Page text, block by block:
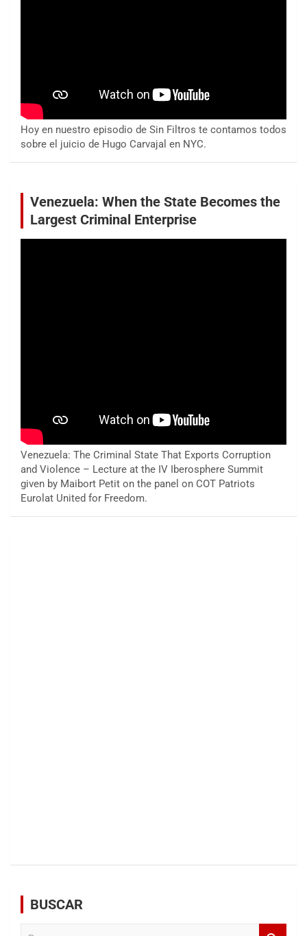
Hoy en nuestro episodio de Sin Filtros te contamos todos
sobre el juicio de Hugo Carvajal en NYC.
Venezuela: When the State Becomes the
Largest Criminal Enterprise
Venezuela: The Criminal State That Exports Corruption
and Violence – Lecture at the IV Iberosphere Summit
given by Maibort Petit on the panel on COT Patriots
Eurolat United for Freedom.
BUSCAR